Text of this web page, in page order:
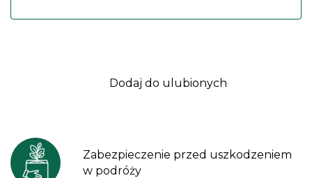
Dodaj do ulubionych
Zabezpieczenie przed uszkodzeniem
w podróży